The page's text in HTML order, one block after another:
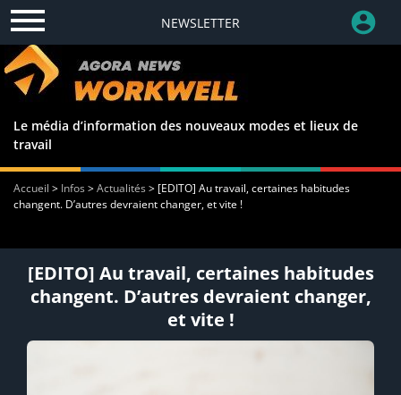
NEWSLETTER
Le média d’information des nouveaux modes et lieux de
travail
Accueil > Infos>Actualités> [EDITO] Au travail, certaines habitudes
changent. D’autres devraient changer, et vite !
[EDITO] Au travail, certaines habitudes
changent. D’autres devraient changer,
et vite !